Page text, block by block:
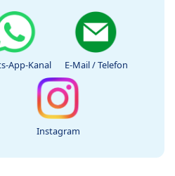
App-Kanal E-Mail / Telefon
Instagram